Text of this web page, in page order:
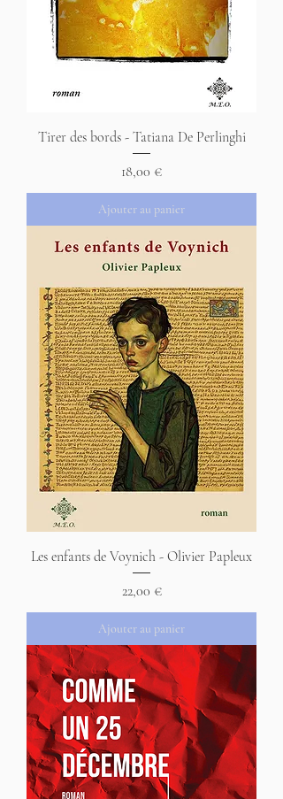
Tirer des bords - Tatiana De Perlinghi
Prix
18,00 €
Ajouter au panier
Les enfants de Voynich - Olivier Papleux
Prix
22,00 €
Ajouter au panier